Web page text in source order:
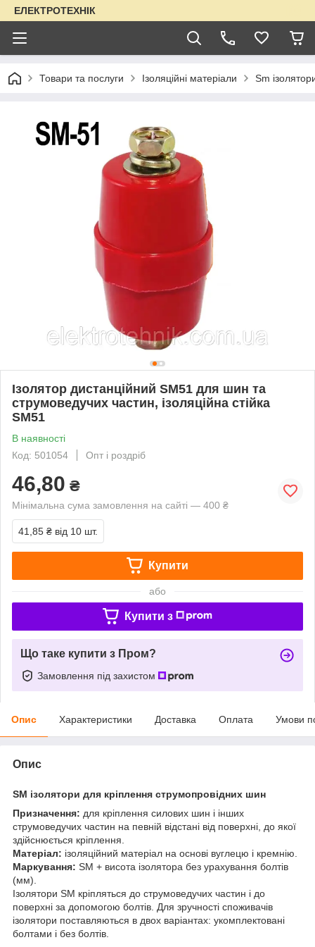
ЕЛЕКТРОТЕХНІК
Товари та послуги Ізоляційні матеріали Sm
Ізолятор дистанційний SM51 для шин та
струмоведучих частин, ізоляційна стійка
SM51
В наявності
Код: 501054
Опт і роздріб
46,80 ₴
Мінімальна сума замовлення на сайті — 400 ₴
41,85 ₴ від 10 шт.
Купити
або
Купити з
Що таке купити з Пром?
Замовлення під захистом
Опис Характеристики Доставка Оплата Умови
Опис
SM ізолятори для кріплення струмопровідних шин
Призначення: для кріплення силових шин і інших
струмоведучих частин на певній відстані від поверхні, до якої
здійснюється кріплення.
Матеріал: ізоляційний матеріал на основі вуглецю і кремнію.
Маркування: SM + висота ізолятора без урахування болтів
(мм).
Ізолятори SM кріпляться до струмоведучих частин і до
поверхні за допомогою болтів. Для зручності споживачів
ізолятори поставляються в двох варіантах: укомплектовані
болтами і без болтів.